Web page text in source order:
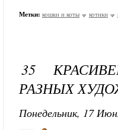
Метки: кошки и коты котики
35
РАЗНЫХ
Понедельник, 17